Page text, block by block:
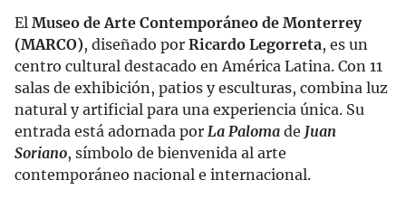
El Museo de Arte Contemporáneo de Monterrey
(MARCO), diseñado por Ricardo Legorreta, es un
centro cultural destacado en América Latina. Con 11
salas de exhibición, patios y esculturas, combina luz
natural y artificial para una experiencia única. Su
entrada está adornada por La Paloma de Juan
Soriano, símbolo de bienvenida al arte
contemporáneo nacional e internacional.